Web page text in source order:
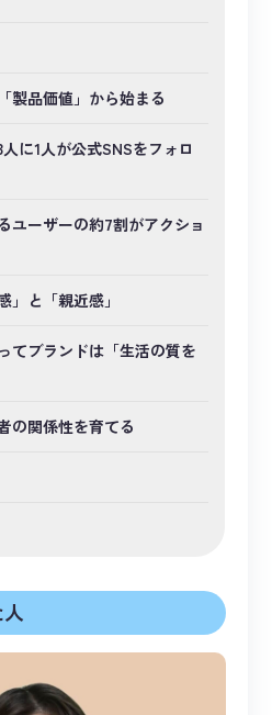
製品価値」から始まる
に1人が公式SNSをフォロ
ユーザーの約7割がアクショ
」と「親近感」
てブランドは「生活の質を
の関係性を育てる